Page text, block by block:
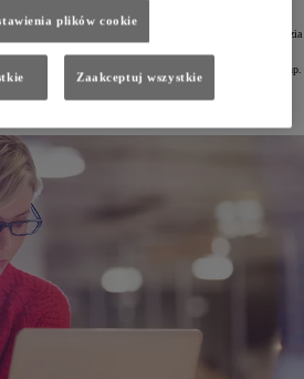
Usługi Connected w Twojej Toyocie za pomocą narzędzia
(VIN) a dowiesz się, które ze zdalnych usług (takich jak np.
ładowanie pojazdu itp.) są dostępne dla Twojego
Match, sprawdź swoje usługi, pobierz aplikację
plików cookie
Zaakceptuj wszystkie